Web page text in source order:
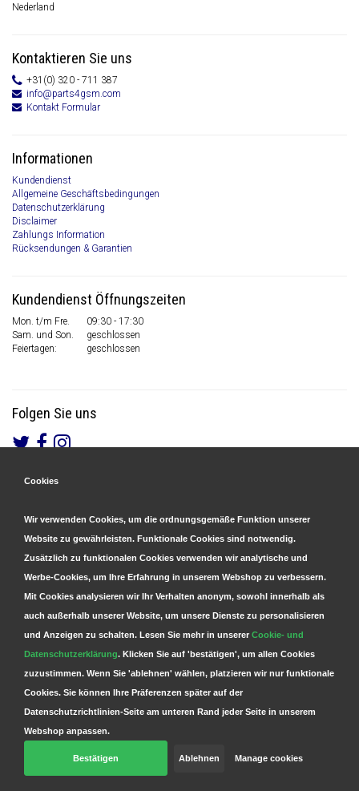
Nederland
Kontaktieren Sie uns
+31(0) 320 - 711 387
info@parts4gsm.com
Kontakt Formular
Informationen
Kundendienst
Allgemeine Geschäftsbedingungen
Datenschutzerklärung
Disclaimer
Zahlungs Information
Rücksendungen & Garantien
Kundendienst Öffnungszeiten
Mon. t/m Fre.
09:30 - 17:30
Sam. und Son.
geschlossen
Feiertagen:
geschlossen
Folgen Sie uns
© Copyright 2026 Parts4GSM - Design byWebdinge.nl
Cookies
Wir verwenden Cookies, um die ordnungsgemäße Funktion unserer
Website zu gewährleisten. Funktionale Cookies sind notwendig.
Zusätzlich zu funktionalen Cookies verwenden wir analytische und
Werbe-Cookies, um Ihre Erfahrung in unserem Webshop zu verbessern.
Mit Cookies analysieren wir Ihr Verhalten anonym, sowohl innerhalb als
auch außerhalb unserer Website, um unsere Dienste zu personalisieren
und Anzeigen zu schalten. Lesen Sie mehr in unserer Cookie- und
Datenschutzerklärung. Klicken Sie auf 'bestätigen', um allen Cookies
zuzustimmen. Wenn Sie 'ablehnen' wählen, platzieren wir nur funktionale
Cookies. Sie können Ihre Präferenzen später auf der
Datenschutzrichtlinien-Seite am unteren Rand jeder Seite in unserem
Webshop anpassen.
Bestätigen Ablehnen Manage cookies